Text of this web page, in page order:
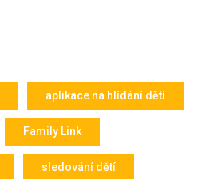
aplikace na hlídání dětí
Family Link
sledování dětí